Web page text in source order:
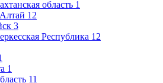
область 1
12
3
Республика 12
1
11